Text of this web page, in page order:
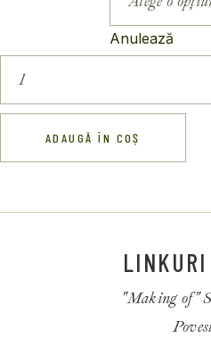
Anulează
Cuvée
Guy
Poix
Magnum
(roșu)
ADAUGĂ ÎN COȘ
"Making of"